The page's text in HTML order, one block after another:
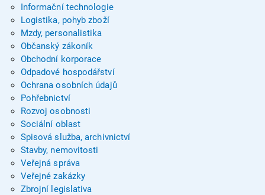
Informační technologie
Logistika, pohyb zboží
Mzdy, personalistika
Občanský zákoník
Obchodní korporace
Odpadové hospodářství
Ochrana osobních údajů
Pohřebnictví
Rozvoj osobnosti
Sociální oblast
Spisová služba, archivnictví
Stavby, nemovitosti
Veřejná správa
Veřejné zakázky
Zbrojní legislativa